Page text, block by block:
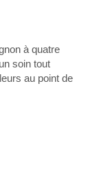
à quatre
soin tout
au point de